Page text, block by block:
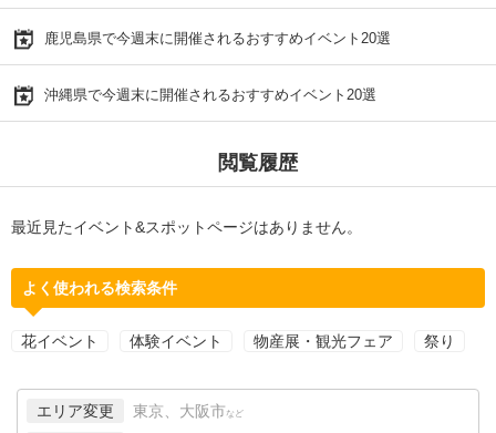
鹿児島県で今週末に開催されるおすすめイベント20選
沖縄県で今週末に開催されるおすすめイベント20選
閲覧履歴
最近見たイベント&スポットページはありません。
よく使われる検索条件
花イベント 体験イベント 物産展・観光フェア 祭り
エリア変更 東京、大阪市 など